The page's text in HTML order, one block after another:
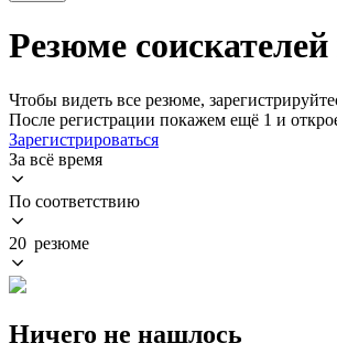
Резюме
Чтобы видеть все резюме,
После регистрации покажем ещё 1 и
Зарегистрироваться
За всё время
По соответствию
20 резюме
Ничего не нашлось